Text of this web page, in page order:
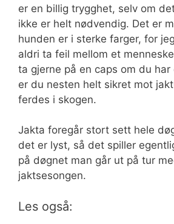
er en billig trygghet, selv om
ikke er helt nødvendig. Det er
hunden er i sterke farger, for
aldri ta feil mellom et
ta gjerne på en caps om du har
er du nesten helt sikret mot
ferdes i skogen.
Jakta foregår stort sett hele
det er lyst, så det spiller
på døgnet man går ut på tur
jaktsesongen.
Les også: